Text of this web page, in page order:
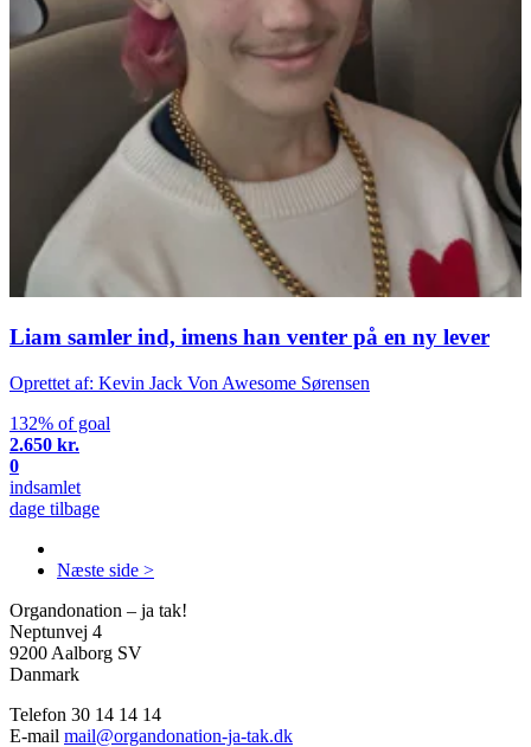
Liam samler ind, imens han venter på en ny lever
Oprettet af: Kevin Jack Von Awesome Sørensen
132% of goal
2.650 kr.
0
indsamlet
dage tilbage
Næste side >
Organdonation – ja tak!
Neptunvej 4
9200 Aalborg SV
Danmark
Telefon 30 14 14 14
E-mail mail@organdonation-ja-tak.dk